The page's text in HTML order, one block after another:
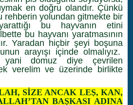
en doğru olandır. Çünkü
rehberin yolundan gitmekte bir
bu hayvanın etini
bu hayvanı yaratmasının
Yaradan hiçbir şeyi boşuna
arayışı içinde olmalıyız.
yani domuz diye çevrilen
verelim ve üzerinde birlikte
SİZE ANCAK LEŞ, KAN,
BAŞKASI ADINA